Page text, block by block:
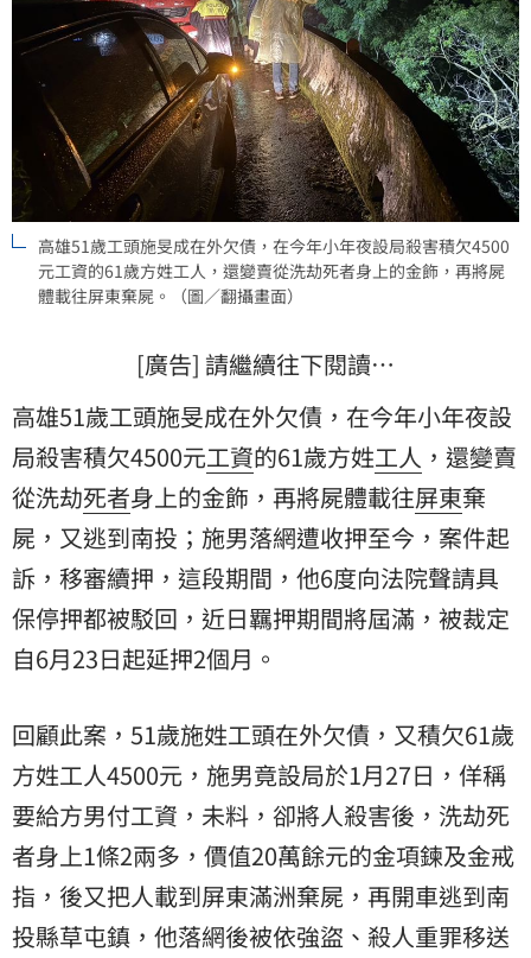
高雄51歲工頭施旻成在外欠債，在今年小年夜設局殺害積欠4500
元工資的61歲方姓工人，還變賣從洗劫死者身上的金飾，再將屍
體載往屏東棄屍。（圖／翻攝畫面）
[廣告] 請繼續往下閱讀…
高雄51歲工頭施旻成在外欠債，在今年小年夜設
局殺害積欠4500元工資的61歲方姓工人 ，還變賣
從洗劫死者身上的金飾，再將屍體載往屏東棄
屍，又逃到南投；施男落網遭收押至今，案件起
訴，移審續押，這段期間，他6度向法院聲請具
保停押都被駁回，近日羈押期間將屆滿，被裁定
自6月23日起延押2個月。
回顧此案，51歲施姓工頭在外欠債，又積欠61歲
方姓工人4500元，施男竟設局於1月27日，佯稱
要給方男付工資，未料，卻將人殺害後，洗劫死
者身上1條2兩多，價值20萬餘元的金項鍊及金戒
指，後又把人載到屏東滿洲棄屍，再開車逃到南
投縣草屯鎮 ，他落網後被依強盜、殺人重罪移送